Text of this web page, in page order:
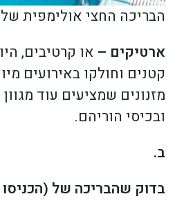
הבריכה החצי אולימפית של
ארטיקים – או קרטיבים,
קטנים וחולקו באירועים
מזנונים שמציעים עוד
ובכיסי הוריהם.
ב.
בדוק שהבריכה של